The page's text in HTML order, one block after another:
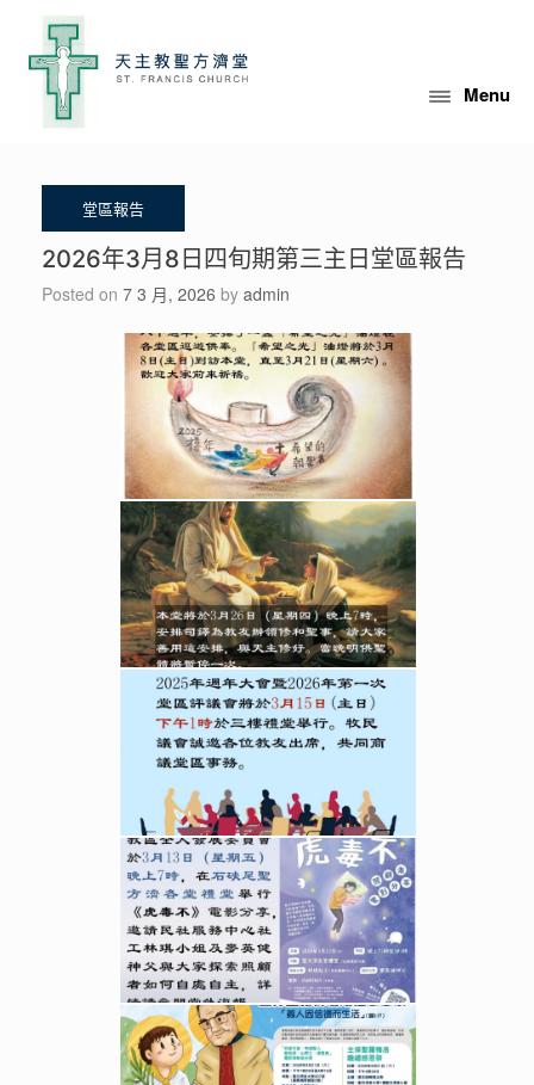
content
Menu
2026年3月8日四旬期第三主日堂區報告
Posted on 7 3 月, 2026 by admin